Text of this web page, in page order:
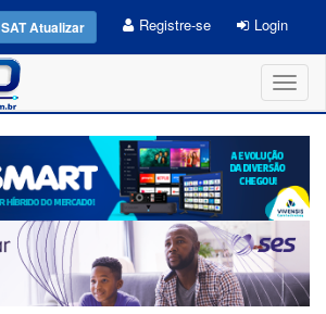
SAT Atualizar Registre-se Login